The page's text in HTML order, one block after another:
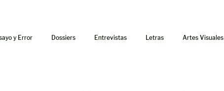
y Error Dossiers Entrevistas Letras Artes Visuales